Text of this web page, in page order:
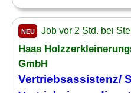
NEU Job vor 2 Std. bei
Haas
GmbH
Vertriebsassistenz/